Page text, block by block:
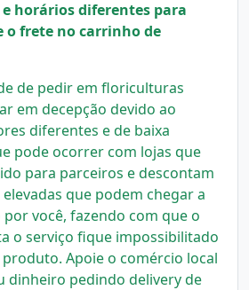
horários diferentes para
o frete no carrinho de
de pedir em floriculturas
em decepção devido ao
diferentes e de baixa
pode ocorrer com lojas que
para parceiros e descontam
que podem chegar a
você, fazendo com que o
o serviço fique impossibilitado
produto. Apoie o comércio local
dinheiro pedindo delivery de